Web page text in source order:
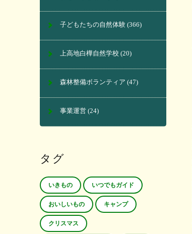
子どもたちの自然体験 (366)
上高地白樺自然学校 (20)
森林整備ボランティア (47)
事業運営 (24)
タグ
いきもの いつでもガイド
おいしいもの キャンプ
クリスマス